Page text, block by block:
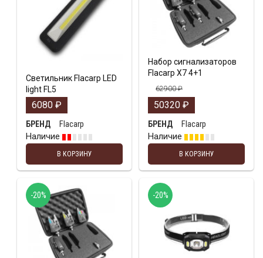
Светильник Flacarp LED
light FL5
6080 ₽
БРЕНД
Flacarp
Наличие
В КОРЗИНУ
Набор сигнализаторов
Flacarp X7 4+1
62900₽
50320 ₽
БРЕНД
Flacarp
Наличие
В КОРЗИНУ
-20% -20%